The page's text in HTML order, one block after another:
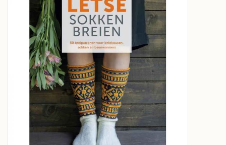
Cadeaubon
Solden
Over wolder